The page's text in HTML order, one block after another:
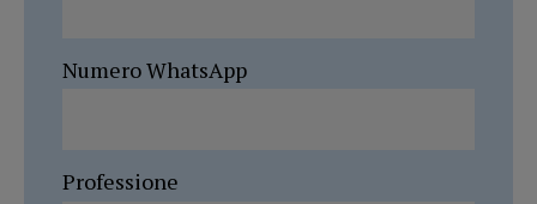
Numero WhatsApp
Professione